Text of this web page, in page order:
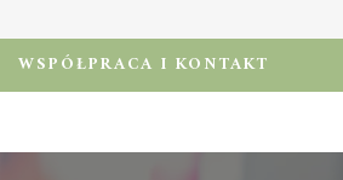
WSPÓŁPRACA I KONTAKT